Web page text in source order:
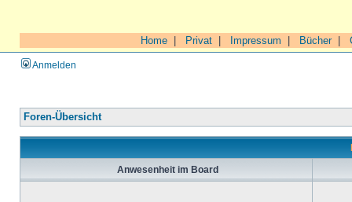
Home Privat Impressum Bücher|
Anmelden
Foren-Übersicht
Anwesenheit im Board